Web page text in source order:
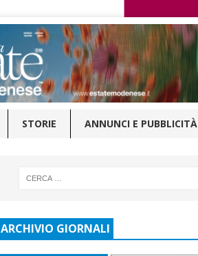
STORIE ANNUNCI E PUBBLICITÀ
ARCHIVIO GIORNALI